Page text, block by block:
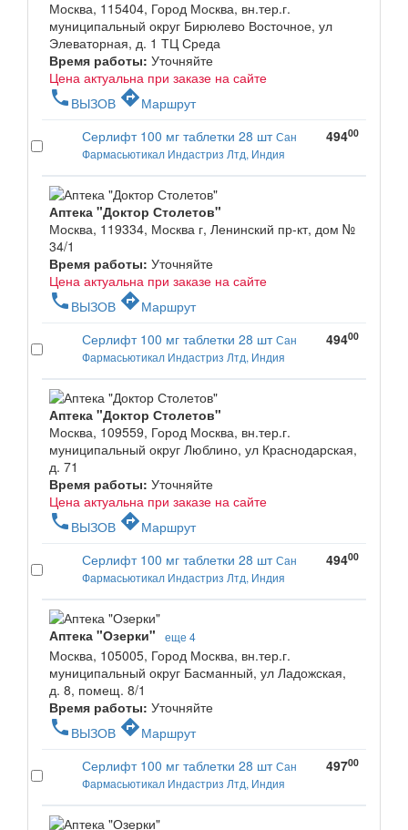
Москва, 115404, Город Москва, вн.тер.г.
муниципальный округ Бирюлево Восточное, ул
Элеваторная, д. 1 ТЦ Среда
Время работы: Уточняйте
Цена актуальна при заказе на сайте
phone ВЫЗОВ directionsМаршрут
Серлифт 100 мг таблетки 28 штСан
Фармасьютикал Индастриз Лтд, Индия
49400
Аптека "Доктор Столетов"
Москва, 119334, Москва г, Ленинский пр-кт, дом №
34/1
Время работы: Уточняйте
Цена актуальна при заказе на сайте
phone ВЫЗОВ directionsМаршрут
Серлифт 100 мг таблетки 28 штСан
Фармасьютикал Индастриз Лтд, Индия
49400
Аптека "Доктор Столетов"
Москва, 109559, Город Москва, вн.тер.г.
муниципальный округ Люблино, ул Краснодарская,
д. 71
Время работы: Уточняйте
Цена актуальна при заказе на сайте
phone ВЫЗОВ directionsМаршрут
Серлифт 100 мг таблетки 28 штСан
Фармасьютикал Индастриз Лтд, Индия
49400
Аптека "Озерки" еще 4
Москва, 105005, Город Москва, вн.тер.г.
муниципальный округ Басманный, ул Ладожская,
д. 8, помещ. 8/1
Время работы: Уточняйте
phone ВЫЗОВ directionsМаршрут
Серлифт 100 мг таблетки 28 штСан
Фармасьютикал Индастриз Лтд, Индия
49700